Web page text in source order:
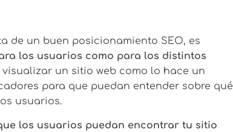
de un buen posicionamiento SEO, es
los usuarios como para los distintos
un sitio web como lo hace un
para que puedan entender sobre qué
usuarios.
los usuarios puedan encontrar tu sitio